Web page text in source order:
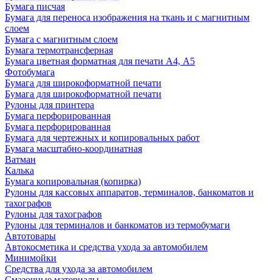
Бумага писчая
Бумага для переноса изображения на ткань и с магнитным
слоем
Бумага с магнитным слоем
Бумага термотрансферная
Бумага цветная форматная для печати А4, А5
Фотобумага
Бумага для широкоформатной печати
Бумага для широкоформатной печати
Рулоны для принтера
Бумага перфорированная
Бумага перфорированная
Бумага для чертежных и копировальных работ
Бумага масштабно-координатная
Ватман
Калька
Бумага копировальная (копирка)
Рулоны для кассовых аппаратов, терминалов, банкоматов и
тахографов
Рулоны для тахографов
Рулоны для терминалов и банкоматов из термобумаги
Автотовары
Автокосметика и средства ухода за автомобилем
Минимойки
Средства для ухода за автомобилем